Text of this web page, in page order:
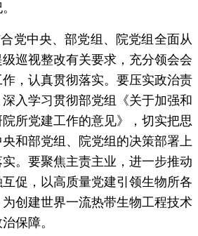
党中央、部党组、院党组全面从
巡视整改有关要求，充分领会会
，认真贯彻落实。要压实政治责
入学习贯彻部党组《关于加强和
所党建工作的意见》，切实把思
和部党组、院党组的决策部署上
。要聚焦主责主业，进一步推动
促，以高质量党建引领生物所各
创建世界一流热带生物工程技术
保障。